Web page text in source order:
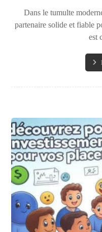
Dans le tumulte
partenaire solide et fiable
est